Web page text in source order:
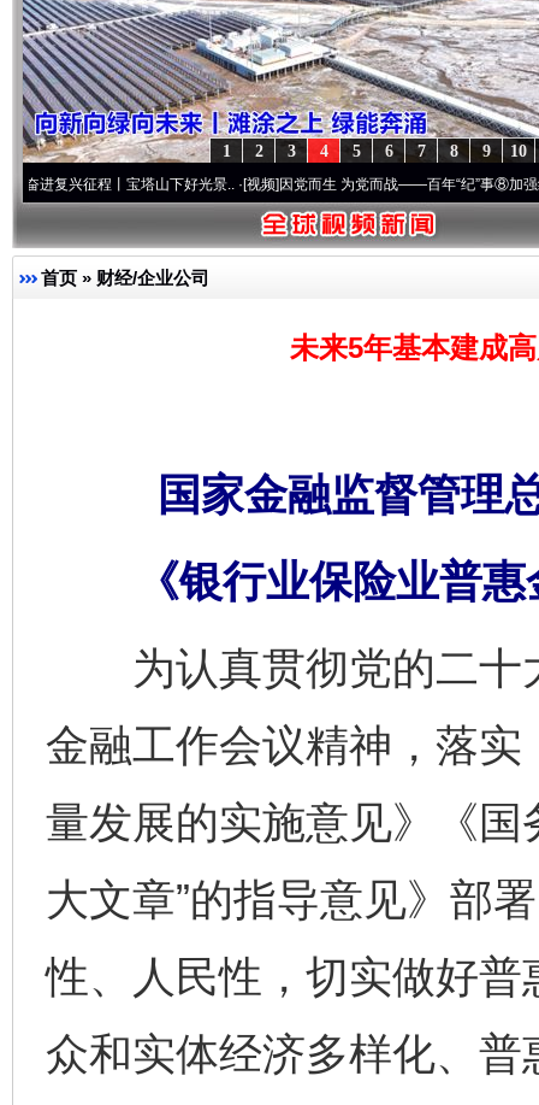
10
9
8
7
6
5
4
3
2
1
程丨宝塔山下好光景..·[视频]因党而生 为党而战——百年“纪”事⑧加强纪律..·[视
首页 » 财经/企业公司
未来5年基本建成
国家金融监督管理
《银行业保险业普
为认真贯彻党的二十
金融工作会议精神，落
量发展的实施意见》《国
大文章”的指导意见》部
性、人民性，切实做好
众和实体经济多样化、